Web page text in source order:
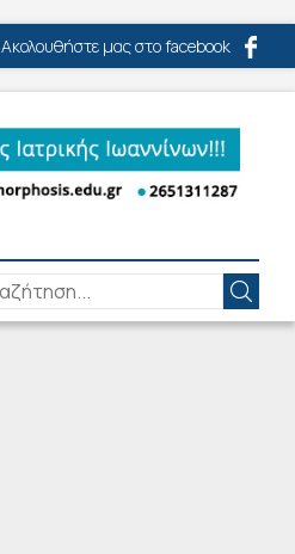
Ακολουθήστε μας στο facebook